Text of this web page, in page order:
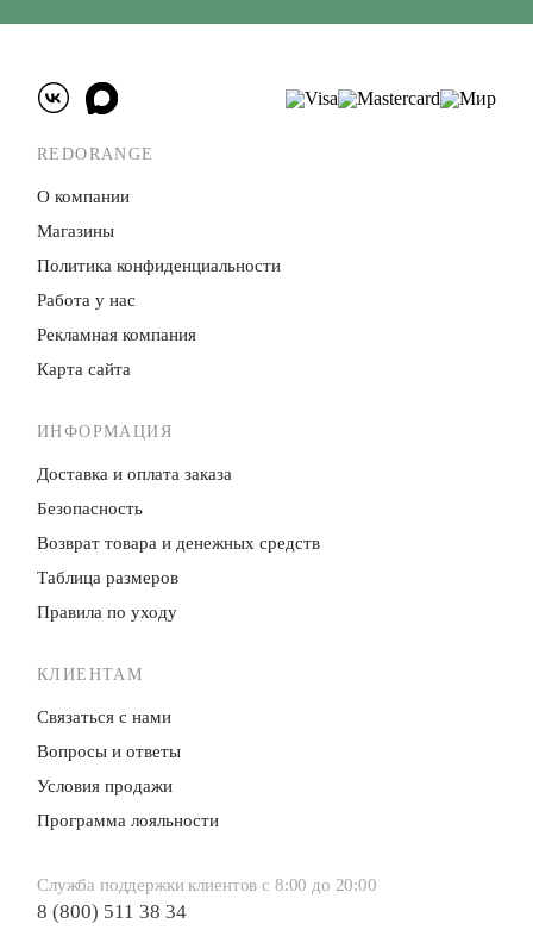
REDORANGE
О компании
Магазины
Политика конфиденци­альности
Работа у нас
Рекламная компания
Карта сайта
ИНФОРМАЦИЯ
Доставка и оплата заказа
Безопасность
Возврат товара и денежных средств
Таблица размеров
Правила по уходу
КЛИЕНТАМ
Связаться с нами
Вопросы и ответы
Условия продажи
Программа лояльности
Служба поддержки клиентов с 8:00 до 20:00
8 (800) 511 38 34